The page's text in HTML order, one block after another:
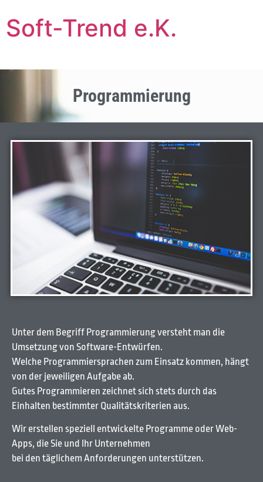
Soft-Trend e.K.
Programmierung
Unter dem Begriff Programmierung versteht man die
Umsetzung von Software-Entwürfen.
Welche Programmiersprachen zum Einsatz kommen, hängt
von der jeweiligen Aufgabe ab.
Gutes Programmieren zeichnet sich stets durch das
Einhalten bestimmter Qualitätskriterien aus.
Wir erstellen speziell entwickelte Programme oder Web-
Apps, die Sie und Ihr Unternehmen
bei den täglichem Anforderungen unterstützen.